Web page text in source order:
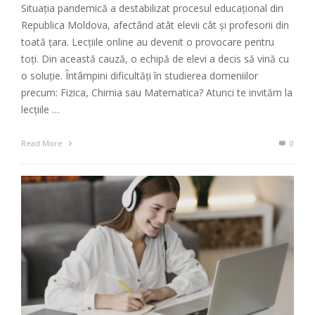
Situația pandemică a destabilizat procesul educațional din
Republica Moldova, afectând atât elevii cât și profesorii din
toată țara. Lecțiile online au devenit o provocare pentru
toți. Din această cauză, o echipă de elevi a decis să vină cu
o soluție. Întâmpini dificultăți în studierea domeniilor
precum: Fizica, Chimia sau Matematica? Atunci te invităm la
lecțiile …
Read More 0